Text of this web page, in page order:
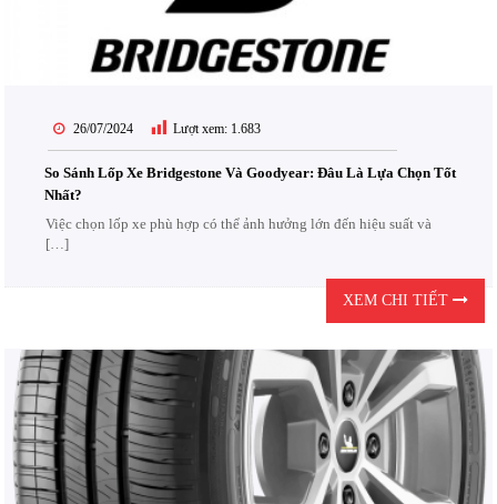
26/07/2024 Lượt xem: 1.683
So Sánh Lốp Xe Bridgestone Và Goodyear: Đâu Là Lựa Chọn Tốt
Nhất?
Việc chọn lốp xe phù hợp có thể ảnh hưởng lớn đến hiệu suất và
[…]
XEM CHI TIẾT